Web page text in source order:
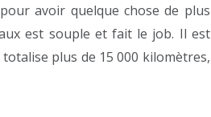
avoir quelque chose de plus
est souple et fait le job. Il est
plus de 15 000 kilomètres,